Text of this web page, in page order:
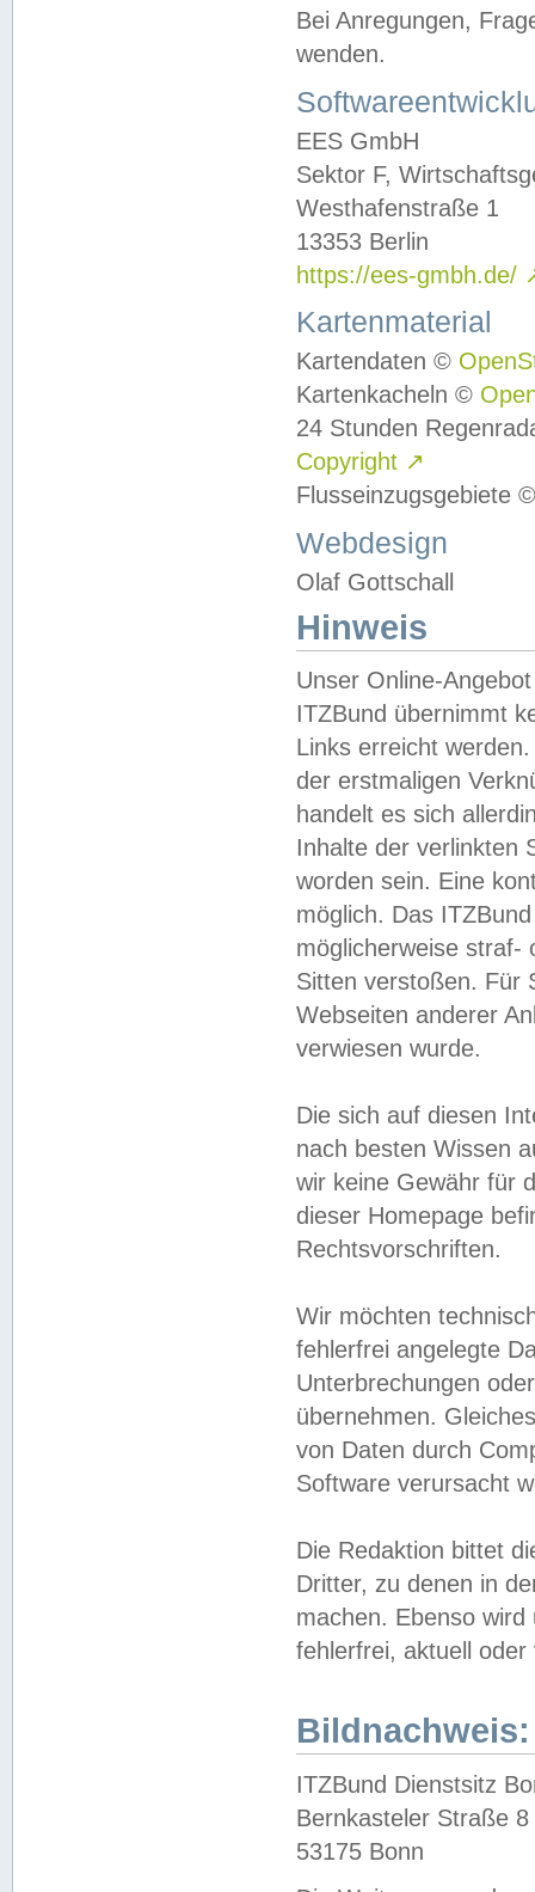
Bei Anregungen,
wenden.
EES GmbH
Sektor F,
Westhafenstraße 1
13353 Berlin
https://ees-gmbh.de/
Kartenmaterial
Kartendaten ©
Kartenkacheln ©
24 Stunden
Copyright ↗
Flusseinzugsgebiete
Webdesign
Olaf Gottschall
Hinweis
Unser Online-
ITZBund übernimmt
Links erreicht
der erstmaligen
handelt es sich
Inhalte der verlinkten
worden sein. Eine
möglich. Das
möglicherweise straf-
Sitten verstoßen. Für
Webseiten anderer
verwiesen wurde.
Die sich auf diesen
nach besten Wissen
wir keine Gewähr für
dieser Homepage
Rechtsvorschriften.
Wir möchten
fehlerfrei angelegte
Unterbrechungen
übernehmen.
von Daten durch
Software verursacht
Die Redaktion bittet
Dritter, zu denen in
machen. Ebenso
fehlerfrei, aktuell oder
Bildnachweis:
ITZBund Dienstsitz
Bernkasteler Straße 8
53175 Bonn